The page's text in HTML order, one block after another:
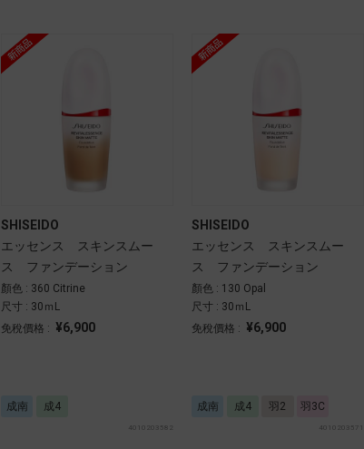
SHISEIDO
エッセンス スキンスムー
ス ファンデーション
顏色 : 360 Citrine
尺寸 : 30ｍL
免稅價格 : ¥6,900
成南 成4
4010203582
SHISEIDO
エッセンス スキンスムー
ス ファンデーション
顏色 : 130 Opal
尺寸 : 30ｍL
免稅價格 : ¥6,900
成南 成4 羽2 羽3C
4010203571